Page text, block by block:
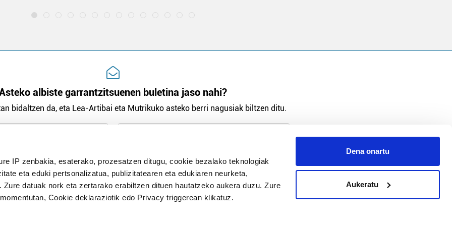
IP zenbakia, esaterako, prozesatzen ditugu, cookie bezalako teknologiak
eta eduki pertsonalizatua, publizitatearen eta edukiaren neurketa,
datuak nork eta zertarako erabiltzen dituen hautatzeko aukera duzu. Zure
Cookie deklaraziotik edo Privacy triggerean klikatuz.
Dena onartu
Aukeratu
albiste garrantzitsuenen buletina jaso nahi?
bidaltzen da, eta Lea-Artibai eta Mutrikuko asteko berri nagusiak biltzen ditu.
Harpidetu